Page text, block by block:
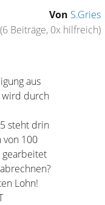
Von S.Gries
(6 Beiträge, 0x hilfreich)
aus
durch
steht drin
von 100
gearbeitet
Lohn!